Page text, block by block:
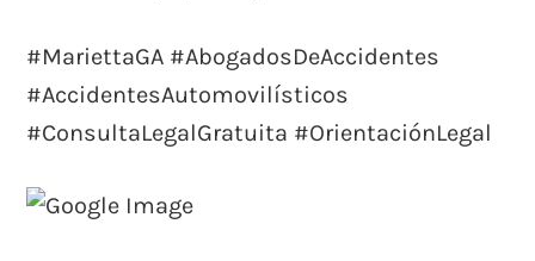
#MariettaGA #AbogadosDeAccidentes
#AccidentesAutomovilísticos
#ConsultaLegalGratuita #OrientaciónLegal